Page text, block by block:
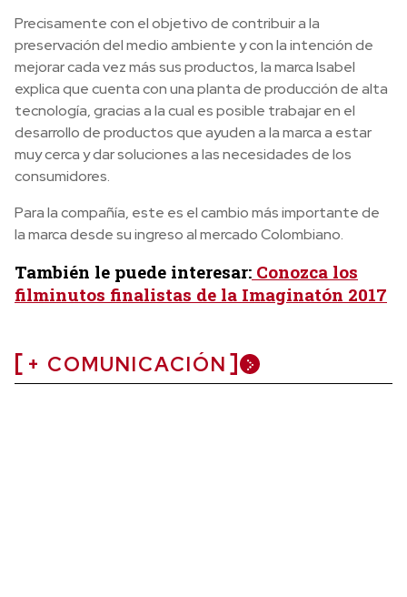
Precisamente con el objetivo de contribuir a la
preservación del medio ambiente y con la intención de
mejorar cada vez más sus productos, la marca Isabel
explica que cuenta con una planta de producción de alta
tecnología, gracias a la cual es posible trabajar en el
desarrollo de productos que ayuden a la marca a estar
muy cerca y dar soluciones a las necesidades de los
consumidores.
Para la compañía, este es el cambio más importante de
la marca desde su ingreso al mercado Colombiano.
También le puede interesar: Conozca los
filminutos finalistas de la Imaginatón 2017
+ COMUNICACIÓN